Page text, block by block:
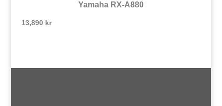
Yamaha RX-A880
13,890 kr